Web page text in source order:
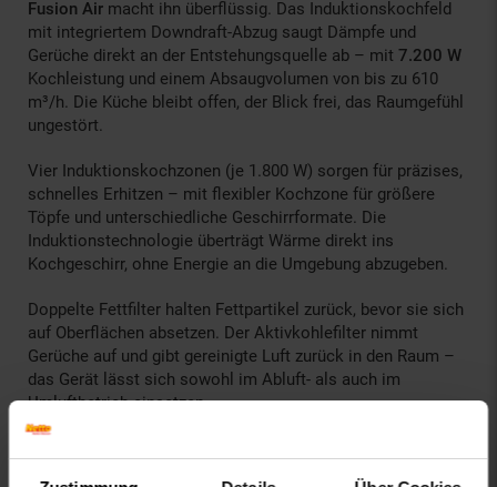
Fusion Air macht ihn überflüssig. Das Induktionskochfeld
mit integriertem Downdraft-Abzug saugt Dämpfe und
Gerüche direkt an der Entstehungsquelle ab – mit 7.200 W
Kochleistung und einem Absaugvolumen von bis zu 610
m³/h. Die Küche bleibt offen, der Blick frei, das Raumgefühl
ungestört.
Vier Induktionskochzonen (je 1.800 W) sorgen für präzises,
schnelles Erhitzen – mit flexibler Kochzone für größere
Töpfe und unterschiedliche Geschirrformate. Die
Induktionstechnologie überträgt Wärme direkt ins
Kochgeschirr, ohne Energie an die Umgebung abzugeben.
Doppelte Fettfilter halten Fettpartikel zurück, bevor sie sich
auf Oberflächen absetzen. Der Aktivkohlefilter nimmt
Gerüche auf und gibt gereinigte Luft zurück in den Raum –
das Gerät lässt sich sowohl im Abluft- als auch im
Umluftbetrieb einsetzen.